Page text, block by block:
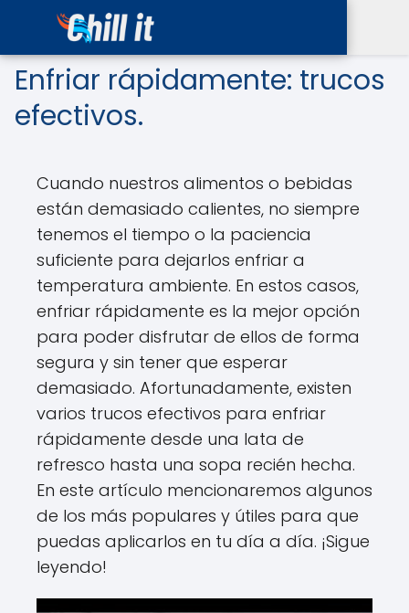
Enfriar rápidamente: trucos
efectivos.
Cuando nuestros alimentos o bebidas
están demasiado calientes, no siempre
tenemos el tiempo o la paciencia
suficiente para dejarlos enfriar a
temperatura ambiente. En estos casos,
enfriar rápidamente es la mejor opción
para poder disfrutar de ellos de forma
segura y sin tener que esperar
demasiado. Afortunadamente, existen
varios trucos efectivos para enfriar
rápidamente desde una lata de
refresco hasta una sopa recién hecha.
En este artículo mencionaremos algunos
de los más populares y útiles para que
puedas aplicarlos en tu día a día. ¡Sigue
leyendo!